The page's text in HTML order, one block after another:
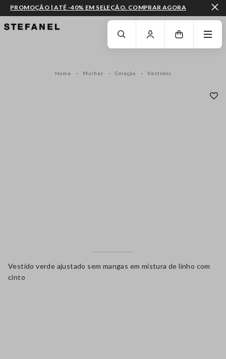
IR PARA O CONTEÚDO PRINCIPAL DESÇA ATÉ AO FIM DA PÁGINA
PROMOÇÃO | ATÉ -40% EM SELEÇÃO. COMPRAR AGORA
Home Mulher Coleção Vestidos
Vestido verde ajustado sem mangas em mistura de linho com
cinto